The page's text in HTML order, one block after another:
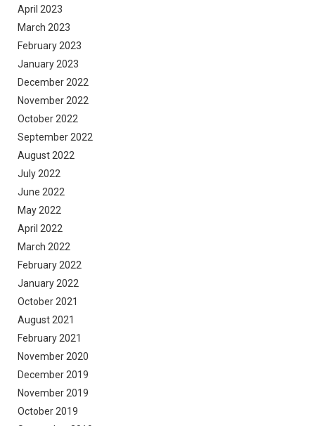
April 2023
March 2023
February 2023
January 2023
December 2022
November 2022
October 2022
September 2022
August 2022
July 2022
June 2022
May 2022
April 2022
March 2022
February 2022
January 2022
October 2021
August 2021
February 2021
November 2020
December 2019
November 2019
October 2019